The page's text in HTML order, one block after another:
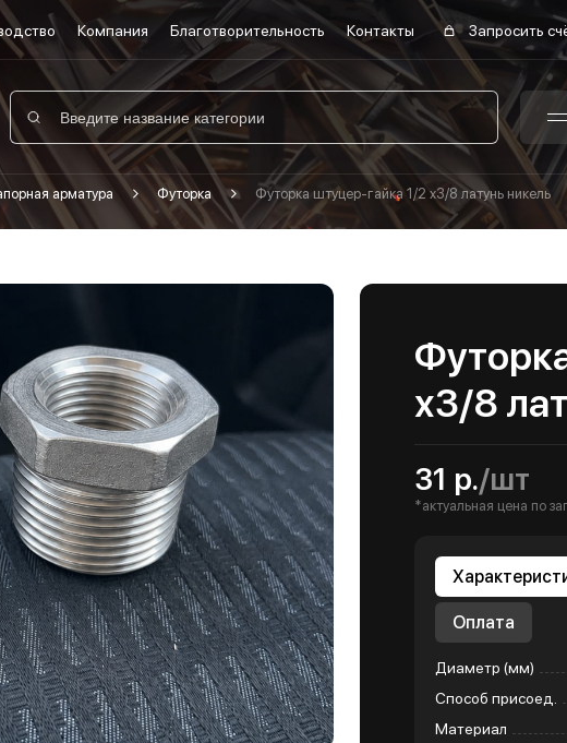
Компания Благотворительность Контакты Запросить
арматура Футорка Футорка штуцер-гайка 1/2 х3/8 латунь никель
х3/8
31 р./шт
*актуальная цена по
Оплата
Диаметр (мм)
Способ присоед.
Материал